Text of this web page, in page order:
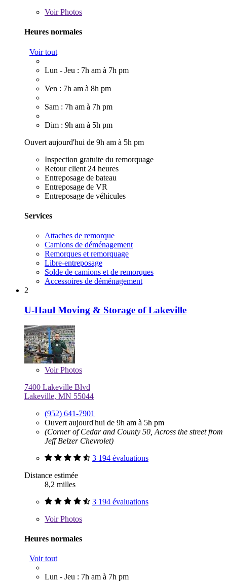
VoirPhotos
Heures normales
Voir tout
Lun - Jeu : 7h am à 7h pm
Ven : 7h am à 8h pm
Sam : 7h am à 7h pm
Dim : 9h am à 5h pm
Ouvert aujourd'hui de 9h am à 5h pm
Inspection gratuite du remorquage
Retour client 24 heures
Entreposage de bateau
Entreposage de VR
Entreposage de véhicules
Services
Attaches de remorque
Camions de déménagement
Remorques et remorquage
Libre-entreposage
Solde de camions et de remorques
Accessoires de déménagement
2
U-Haul Moving & Storage of Lakeville
VoirPhotos
7400 Lakeville Blvd
Lakeville, MN 55044
(952) 641-7901
Ouvert aujourd'hui de 9h am à 5h pm
(Corner of Cedar and County 50, Across the street from
Jeff Belzer Chevrolet)
3 194 évaluations
Distance estimée
8,2 milles
3 194 évaluations
VoirPhotos
Heures normales
Voir tout
Lun - Jeu : 7h am à 7h pm